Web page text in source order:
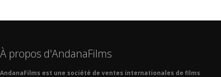
À propos d'AndanaFilms
AndanaFilms est une société de ventes internationales de films